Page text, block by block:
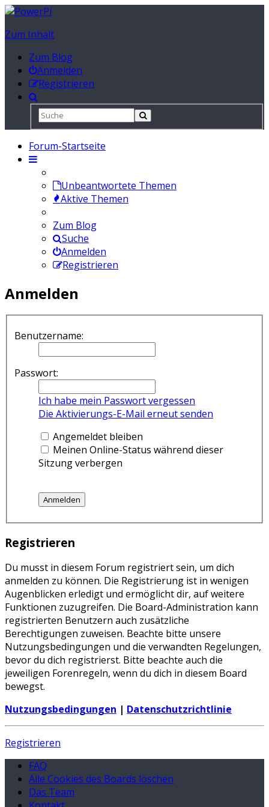
Zum Inhalt
Zum Blog
Anmelden
Registrieren
Forum-Startseite
Unbeantwortete Themen
Aktive Themen
Zum Blog
Suche
Anmelden
Registrieren
Anmelden
Benutzername:
Passwort:
Ich habe mein Passwort vergessen
Die Aktivierungs-E-Mail erneut senden
Angemeldet bleiben
Meinen Online-Status während dieser
Sitzung verbergen
Registrieren
Du musst in diesem Forum registriert sein, um dich
anmelden zu können. Die Registrierung ist in wenigen
Augenblicken erledigt und ermöglicht dir, auf weitere
Funktionen zuzugreifen. Die Board-Administration kann
registrierten Benutzern auch zusätzliche
Berechtigungen zuweisen. Beachte bitte unsere
Nutzungsbedingungen und die verwandten Regelungen,
bevor du dich registrierst. Bitte beachte auch die
jeweiligen Forenregeln, wenn du dich in diesem Board
bewegst.
Nutzungsbedingungen | Datenschutzrichtlinie
Registrieren
FAQ
Alle Cookies des Boards löschen
Das Team